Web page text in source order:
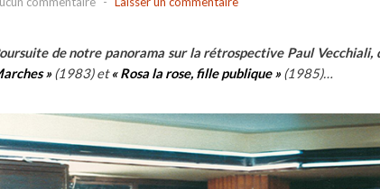
de notre panorama sur la rétrospective Paul
» (1983) et« Rosa la rose, fille publique » (1985)…